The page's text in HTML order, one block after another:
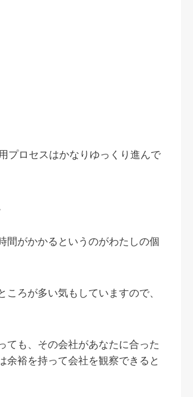
プロセスはかなりゆっくり進んで
間がかかるというのがわたしの個
ろが多い気もしていますので、
ても、その会社があなたに合った
余裕を持って会社を観察できると